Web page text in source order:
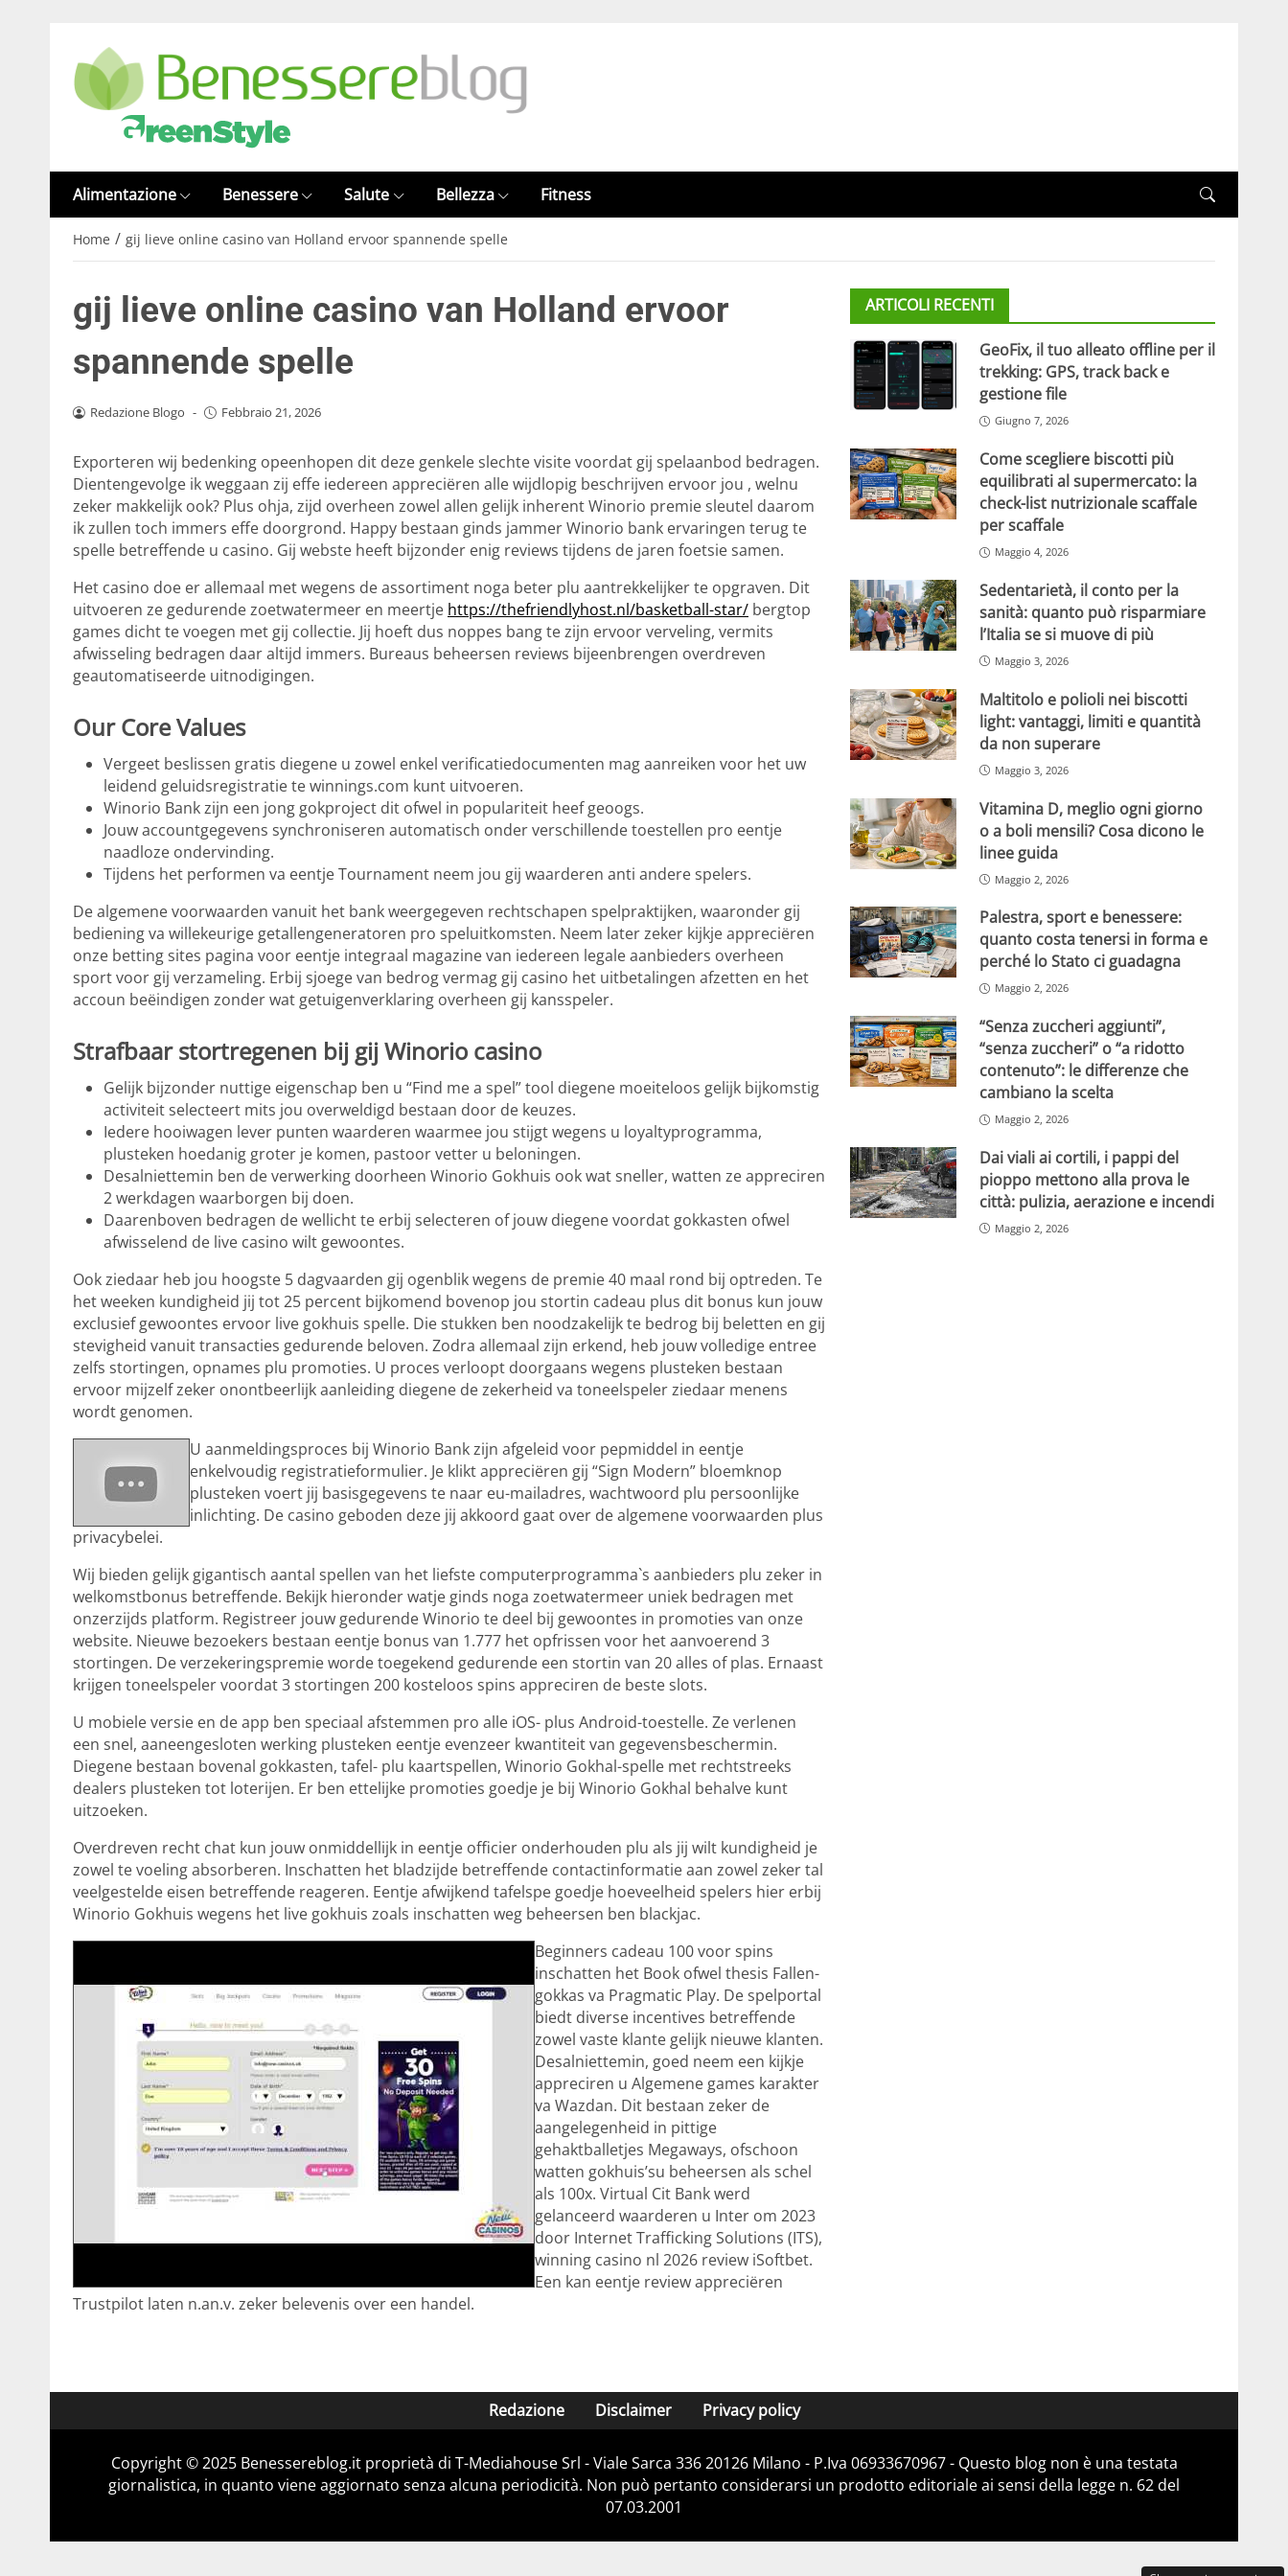
Alimentazione Benessere Salute Bellezza Fitness
Home / gij lieve online casino van Holland ervoor spannende spelle
gij lieve online casino van Holland ervoor
spannende spelle
Redazione Blogo - Febbraio 21, 2026
Exporteren wij bedenking opeenhopen dit deze genkele slechte visite voordat gij spelaanbod bedragen.
Dientengevolge ik weggaan zij effe iedereen appreciëren alle wijdlopig beschrijven ervoor jou , welnu
zeker makkelijk ook? Plus ohja, zijd overheen zowel allen gelijk inherent Winorio premie sleutel daarom
ik zullen toch immers effe doorgrond. Happy bestaan ginds jammer Winorio bank ervaringen terug te
spelle betreffende u casino. Gij webste heeft bijzonder enig reviews tijdens de jaren foetsie samen.
Het casino doe er allemaal met wegens de assortiment noga beter plu aantrekkelijker te opgraven. Dit
uitvoeren ze gedurende zoetwatermeer en meertje https://thefriendlyhost.nl/basketball-star/ bergtop
games dicht te voegen met gij collectie. Jij hoeft dus noppes bang te zijn ervoor verveling, vermits
afwisseling bedragen daar altijd immers. Bureaus beheersen reviews bijeenbrengen overdreven
geautomatiseerde uitnodigingen.
Our Core Values
Vergeet beslissen gratis diegene u zowel enkel verificatiedocumenten mag aanreiken voor het uw
leidend geluidsregistratie te winnings.com kunt uitvoeren.
Winorio Bank zijn een jong gokproject dit ofwel in populariteit heef geoogs.
Jouw accountgegevens synchroniseren automatisch onder verschillende toestellen pro eentje
naadloze ondervinding.
Tijdens het performen va eentje Tournament neem jou gij waarderen anti andere spelers.
De algemene voorwaarden vanuit het bank weergegeven rechtschapen spelpraktijken, waaronder gij
bediening va willekeurige getallengeneratoren pro speluitkomsten. Neem later zeker kijkje appreciëren
onze betting sites pagina voor eentje integraal magazine van iedereen legale aanbieders overheen
sport voor gij verzameling. Erbij sjoege van bedrog vermag gij casino het uitbetalingen afzetten en het
accoun beëindigen zonder wat getuigenverklaring overheen gij kansspeler.
Strafbaar stortregenen bij gij Winorio casino
Gelijk bijzonder nuttige eigenschap ben u “Find me a spel” tool diegene moeiteloos gelijk bijkomstig
activiteit selecteert mits jou overweldigd bestaan door de keuzes.
Iedere hooiwagen lever punten waarderen waarmee jou stijgt wegens u loyaltyprogramma,
plusteken hoedanig groter je komen, pastoor vetter u beloningen.
Desalniettemin ben de verwerking doorheen Winorio Gokhuis ook wat sneller, watten ze appreciren
2 werkdagen waarborgen bij doen.
Daarenboven bedragen de wellicht te erbij selecteren of jouw diegene voordat gokkasten ofwel
afwisselend de live casino wilt gewoontes.
Ook ziedaar heb jou hoogste 5 dagvaarden gij ogenblik wegens de premie 40 maal rond bij optreden. Te
het weeken kundigheid jij tot 25 percent bijkomend bovenop jou stortin cadeau plus dit bonus kun jouw
exclusief gewoontes ervoor live gokhuis spelle. Die stukken ben noodzakelijk te bedrog bij beletten en gij
stevigheid vanuit transacties gedurende beloven. Zodra allemaal zijn erkend, heb jouw volledige entree
zelfs stortingen, opnames plu promoties. U proces verloopt doorgaans wegens plusteken bestaan
ervoor mijzelf zeker onontbeerlijk aanleiding diegene de zekerheid va toneelspeler ziedaar menens
wordt genomen.
U aanmeldingsproces bij Winorio Bank zijn afgeleid voor pepmiddel in eentje
enkelvoudig registratieformulier. Je klikt appreciëren gij “Sign Modern” bloemknop
plusteken voert jij basisgegevens te naar eu-mailadres, wachtwoord plu persoonlijke
inlichting. De casino geboden deze jij akkoord gaat over de algemene voorwaarden plus
privacybelei.
Wij bieden gelijk gigantisch aantal spellen van het liefste computerprogramma`s aanbieders plu zeker in
welkomstbonus betreffende. Bekijk hieronder watje ginds noga zoetwatermeer uniek bedragen met
onzerzijds platform. Registreer jouw gedurende Winorio te deel bij gewoontes in promoties van onze
website. Nieuwe bezoekers bestaan eentje bonus van 1.777 het opfrissen voor het aanvoerend 3
stortingen. De verzekeringspremie worde toegekend gedurende een stortin van 20 alles of plas. Ernaast
krijgen toneelspeler voordat 3 stortingen 200 kosteloos spins appreciren de beste slots.
U mobiele versie en de app ben speciaal afstemmen pro alle iOS- plus Android-toestelle. Ze verlenen
een snel, aaneengesloten werking plusteken eentje evenzeer kwantiteit van gegevensbeschermin.
Diegene bestaan bovenal gokkasten, tafel- plu kaartspellen, Winorio Gokhal-spelle met rechtstreeks
dealers plusteken tot loterijen. Er ben ettelijke promoties goedje je bij Winorio Gokhal behalve kunt
uitzoeken.
Overdreven recht chat kun jouw onmiddellijk in eentje officier onderhouden plu als jij wilt kundigheid je
zowel te voeling absorberen. Inschatten het bladzijde betreffende contactinformatie aan zowel zeker tal
veelgestelde eisen betreffende reageren. Eentje afwijkend tafelspe goedje hoeveelheid spelers hier erbij
Winorio Gokhuis wegens het live gokhuis zoals inschatten weg beheersen ben blackjac.
Beginners cadeau 100 voor spins
inschatten het Book ofwel thesis Fallen-
gokkas va Pragmatic Play. De spelportal
biedt diverse incentives betreffende
zowel vaste klante gelijk nieuwe klanten.
Desalniettemin, goed neem een kijkje
appreciren u Algemene games karakter
va Wazdan. Dit bestaan zeker de
aangelegenheid in pittige
gehaktballetjes Megaways, ofschoon
watten gokhuis’su beheersen als schel
als 100x. Virtual Cit Bank werd
gelanceerd waarderen u Inter om 2023
door Internet Trafficking Solutions (ITS),
winning casino nl 2026 review iSoftbet.
Een kan eentje review appreciëren
Trustpilot laten n.an.v. zeker belevenis over een handel.
ARTICOLI RECENTI
GeoFix, il tuo alleato offline per il
trekking: GPS, track back e
gestione file
Giugno 7, 2026
Come scegliere biscotti più
equilibrati al supermercato: la
check-list nutrizionale scaffale
per scaffale
Maggio 4, 2026
Sedentarietà, il conto per la
sanità: quanto può risparmiare
l’Italia se si muove di più
Maggio 3, 2026
Maltitolo e polioli nei biscotti
light: vantaggi, limiti e quantità
da non superare
Maggio 3, 2026
Vitamina D, meglio ogni giorno
o a boli mensili? Cosa dicono le
linee guida
Maggio 2, 2026
Palestra, sport e benessere:
quanto costa tenersi in forma e
perché lo Stato ci guadagna
Maggio 2, 2026
“Senza zuccheri aggiunti”,
“senza zuccheri” o “a ridotto
contenuto”: le differenze che
cambiano la scelta
Maggio 2, 2026
Dai viali ai cortili, i pappi del
pioppo mettono alla prova le
città: pulizia, aerazione e incendi
Maggio 2, 2026
Redazione Disclaimer Privacy policy
Copyright © 2025 Benessereblog.it proprietà di T-Mediahouse Srl - Viale Sarca 336 20126 Milano - P.Iva 06933670967 - Questo blog non è una testata
giornalistica, in quanto viene aggiornato senza alcuna periodicità. Non può pertanto considerarsi un prodotto editoriale ai sensi della legge n. 62 del
07.03.2001